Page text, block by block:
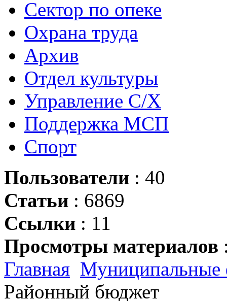
Сектор по опеке
Охрана труда
Архив
Отдел культуры
Управление С/Х
Поддержка МСП
Спорт
Пользователи : 40
Статьи : 6869
Ссылки : 11
Просмотры материалов
Главная Муниципальные
Районный бюджет